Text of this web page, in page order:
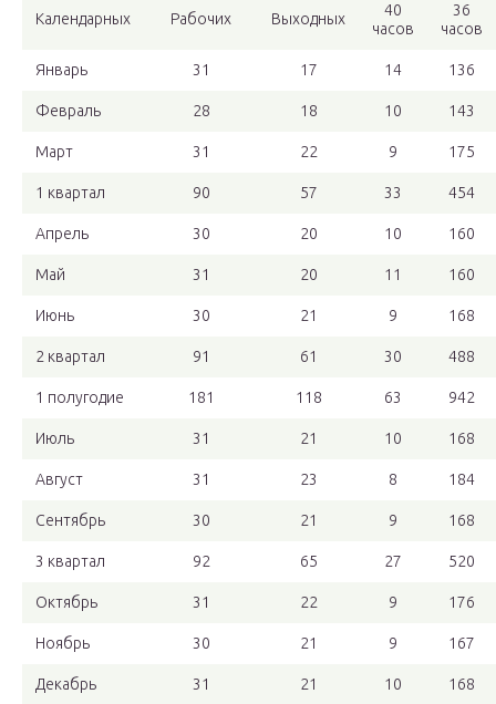
Календарных Рабочих Выходных
40
часов
36
часов
Январь 31 17 14 136
Февраль 28 18 10 143
Март 31 22 9 175
1 квартал 90 57 33 454
Апрель 30 20 10 160
Май 31 20 11 160
Июнь 30 21 9 168
2 квартал 91 61 30 488
1 полугодие 181 118 63 942
Июль 31 21 10 168
Август 31 23 8 184
Сентябрь 30 21 9 168
3 квартал 92 65 27 520
Октябрь 31 22 9 176
Ноябрь 30 21 9 167
Декабрь 31 21 10 168